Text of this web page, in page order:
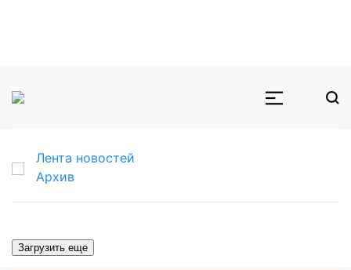
Лента новостей
Архив
Загрузить еще